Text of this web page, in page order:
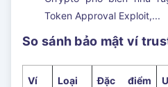
Token Approval Exploit,...
So sánh bảo mật ví
Ví Loại
Đặc điểm